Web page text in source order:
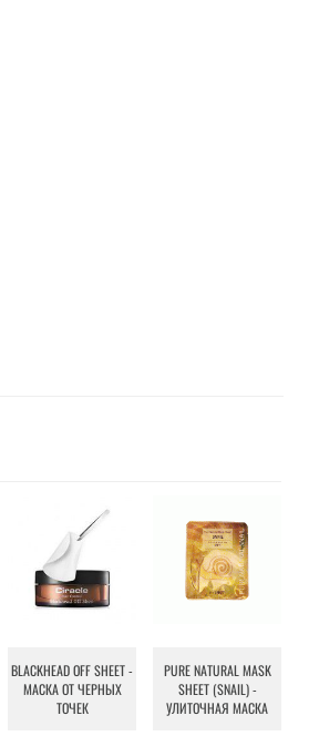
BLACKHEAD OFF SHEET -
МАСКА ОТ ЧЕРНЫХ
ТОЧЕК
PURE NATURAL MASK
SHEET (SNAIL) -
УЛИТОЧНАЯ МАСКА